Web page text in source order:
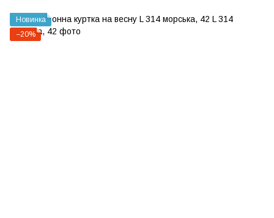
Новинка
−20%